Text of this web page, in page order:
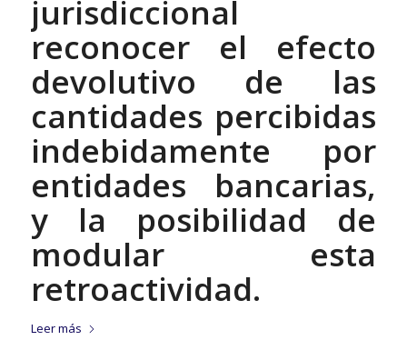
jurisdiccional
reconocer el efecto
devolutivo de las
cantidades percibidas
indebidamente por
entidades bancarias,
y la posibilidad de
modular esta
retroactividad.
Leer más